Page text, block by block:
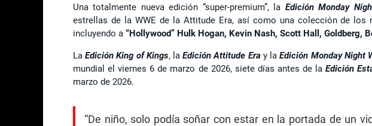
Una totalmente nueva edición “super-premium”, la Edición Monday
estrellas de la WWE de la Attitude Era, así como una colección de los
incluyendo a “Hollywood” Hulk Hogan, Kevin Nash, Scott Hall, Goldberg,
LaEdición King of Kings, la Edición Attitude Era y laEdición Monday Night
mundial el viernes 6 de marzo de 2026, siete días antes de laEdición
marzo de 2026.
“De niño, solo podía soñar con estar en la portada de un